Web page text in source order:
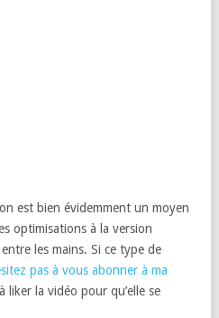
est bien évidemment un moyen
optimisations à la version
les mains. Si ce type de
pas à vous abonner à ma
liker la vidéo pour qu’elle se